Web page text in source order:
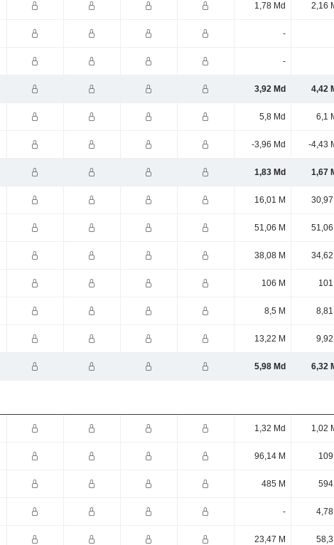
1,78 Md 2,16
-
-
3,92 Md 4,42
5,8 Md 6,1
-3,96 Md -4,43
1,83 Md 1,67
16,01 M 30,97
51,06 M 51,06
38,08 M 34,62
106 M 101
8,5 M 8,81
13,22 M 9,92
5,98 Md 6,32
1,32 Md 1,02
96,14 M 109
485 M 594
- 4,78
23,47 M 58,3